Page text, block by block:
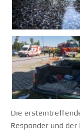
Die
Responder und